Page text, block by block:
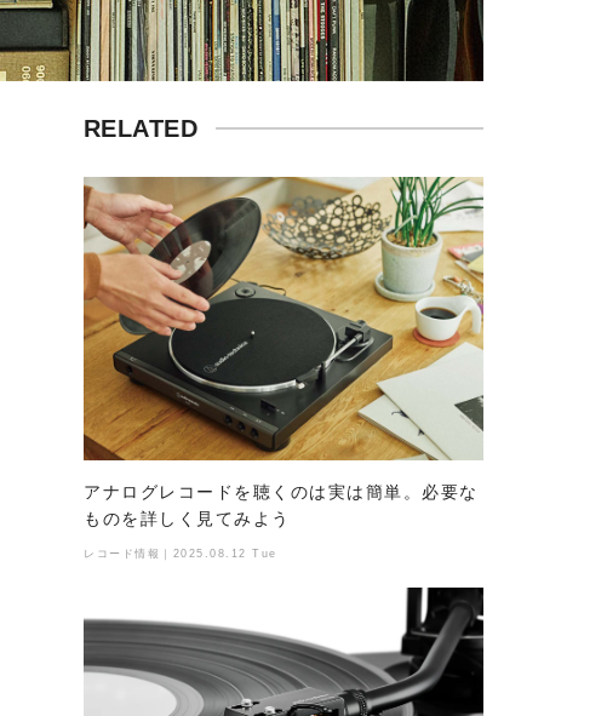
RELATED
アナログレコードを聴くのは実は簡単。必要な
ものを詳しく見てみよう
レコード情報｜2025.08.12 Tue